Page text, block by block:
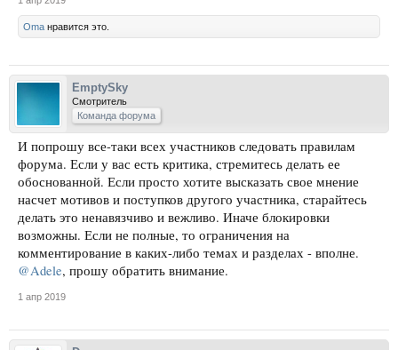
Oma нравится это.
EmptySky
Смотритель
Команда форума
И попрошу все-таки всех участников следовать правилам
форума. Если у вас есть критика, стремитесь делать ее
обоснованной. Если просто хотите высказать свое мнение
насчет мотивов и поступков другого участника, старайтесь
делать это ненавязчиво и вежливо. Иначе блокировки
возможны. Если не полные, то ограничения на
комментирование в каких-либо темах и разделах - вполне.
@Adele, прошу обратить внимание.
1 апр 2019